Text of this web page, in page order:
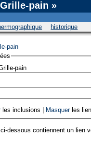
pain »
historique
pain
les inclusions | Masquerles
ci-dessous contiennent un lien